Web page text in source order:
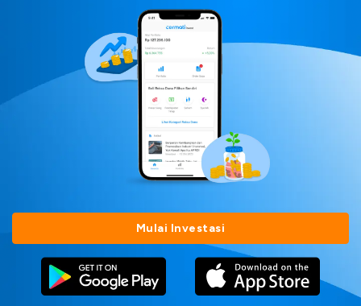
Mulai Investasi